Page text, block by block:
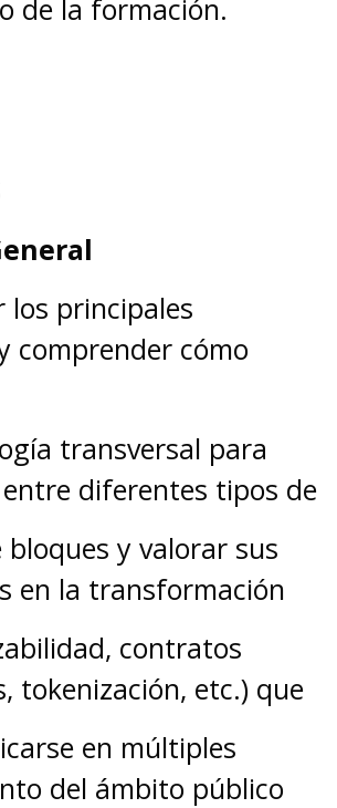
de la formación.
los principales
comprender cómo
transversal para
diferentes tipos de
bloques y valorar sus
en la transformación
contratos
tokenización, etc.) que
en múltiples
del ámbito público